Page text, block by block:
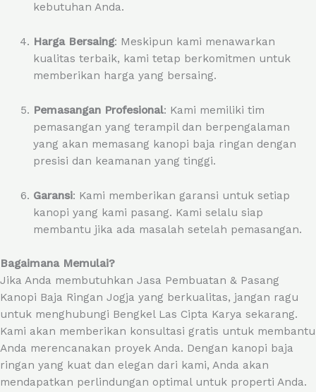
kebutuhan Anda.
Harga Bersaing: Meskipun kami menawarkan
kualitas terbaik, kami tetap berkomitmen untuk
memberikan harga yang bersaing.
Pemasangan Profesional: Kami memiliki tim
pemasangan yang terampil dan berpengalaman
yang akan memasang kanopi baja ringan dengan
presisi dan keamanan yang tinggi.
Garansi: Kami memberikan garansi untuk setiap
kanopi yang kami pasang. Kami selalu siap
membantu jika ada masalah setelah pemasangan.
Bagaimana Memulai?
Jika Anda membutuhkan Jasa Pembuatan & Pasang
Kanopi Baja Ringan Jogja yang berkualitas, jangan ragu
untuk menghubungi Bengkel Las Cipta Karya sekarang.
Kami akan memberikan konsultasi gratis untuk membantu
Anda merencanakan proyek Anda. Dengan kanopi baja
ringan yang kuat dan elegan dari kami, Anda akan
mendapatkan perlindungan optimal untuk properti Anda.